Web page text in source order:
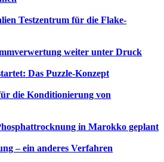
Testzentrum für die Flake-
weiter unter Druck
Das Puzzle-Konzept
die Konditionierung von
in Marokko geplant
– ein anderes Verfahren